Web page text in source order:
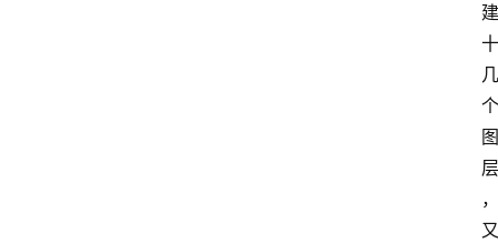
建
十
几
个
图
层
，
又